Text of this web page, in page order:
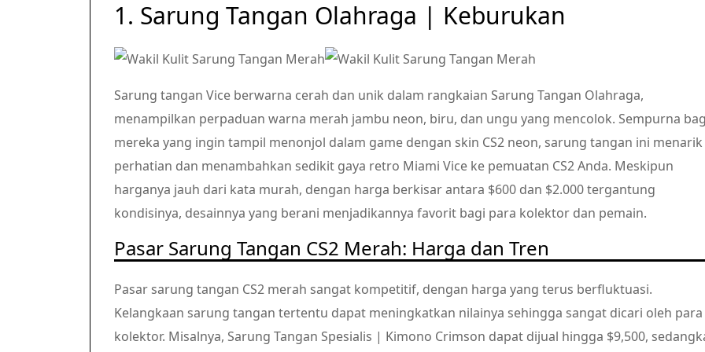
1. Sarung Tangan Olahraga | Keburukan
Sarung tangan Vice berwarna cerah dan unik dalam rangkaian Sarung Tangan Olahraga,
menampilkan perpaduan warna merah jambu neon, biru, dan ungu yang mencolok. Sempurna
mereka yang ingin tampil menonjol dalam game dengan skin CS2 neon, sarung tangan ini menarik
perhatian dan menambahkan sedikit gaya retro Miami Vice ke pemuatan CS2 Anda. Meskipun
harganya jauh dari kata murah, dengan harga berkisar antara $600 dan $2.000 tergantung
kondisinya, desainnya yang berani menjadikannya favorit bagi para kolektor dan pemain.
Pasar Sarung Tangan CS2 Merah: Harga dan Tren
Pasar sarung tangan CS2 merah sangat kompetitif, dengan harga yang terus berfluktuasi.
Kelangkaan sarung tangan tertentu dapat meningkatkan nilainya sehingga sangat dicari oleh para
kolektor. Misalnya, Sarung Tangan Spesialis | Kimono Crimson dapat dijual hingga $9,500,